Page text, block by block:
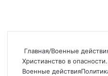
Главная/Военные
Христианство в опасности.
Военные действия